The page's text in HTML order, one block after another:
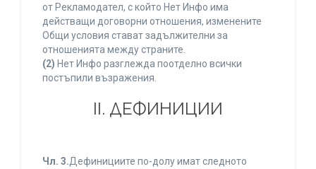
от Рекламодател, с който Нет Инфо има
действащи договорни отношения, изменените
Общи условия стават задължителни за
отношенията между страните.
(2) Нет Инфо разглежда поотделно всички
постъпили възражения.
ІІ. ДЕФИНИЦИИ
Чл. 3.Дефинициите по-долу имат следното